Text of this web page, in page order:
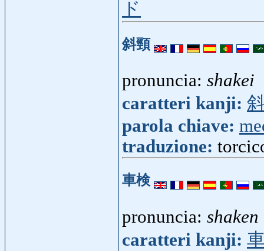
ド
斜頸
pronuncia: shakei
caratteri kanji:
parola chiave:
traduzione:
車検
pronuncia: shaken
caratteri kanji: